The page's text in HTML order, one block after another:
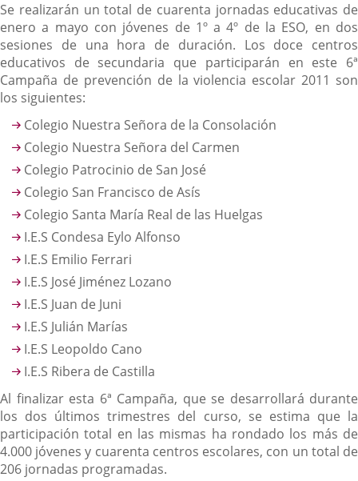
Se realizarán un total de cuarenta jornadas educativas de
enero a mayo con jóvenes de 1º a 4º de la ESO, en dos
sesiones de una hora de duración. Los doce centros
educativos de secundaria que participarán en este 6ª
Campaña de prevención de la violencia escolar 2011 son
los siguientes:
Colegio Nuestra Señora de la Consolación
Colegio Nuestra Señora del Carmen
Colegio Patrocinio de San José
Colegio San Francisco de Asís
Colegio Santa María Real de las Huelgas
I.E.S Condesa Eylo Alfonso
I.E.S Emilio Ferrari
I.E.S José Jiménez Lozano
I.E.S Juan de Juni
I.E.S Julián Marías
I.E.S Leopoldo Cano
I.E.S Ribera de Castilla
Al finalizar esta 6ª Campaña, que se desarrollará durante
los dos últimos trimestres del curso, se estima que la
participación total en las mismas ha rondado los más de
4.000 jóvenes y cuarenta centros escolares, con un total de
206 jornadas programadas.